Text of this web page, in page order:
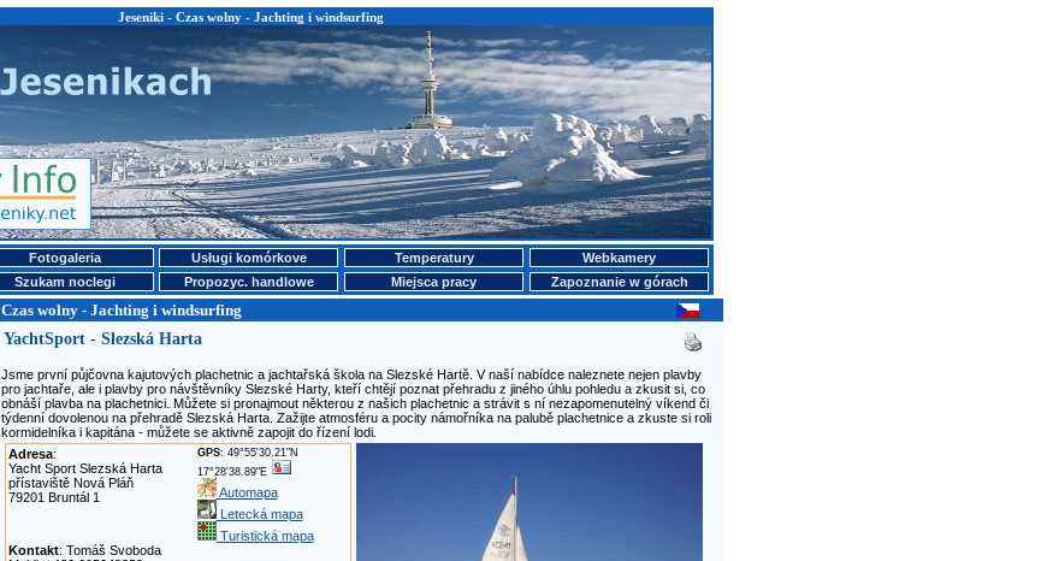
Jeseniki - Czas wolny - Jachting i windsurfing
Fotogaleria Usługi komórkove Temperatury
Webkamery
Szukam noclegi Propozyc. handlowe Miejsca pracy
Zapoznanie w górach
Czas wolny - Jachting i windsurfing
YachtSport - Slezská Harta
Jsme první půjčovna kajutových plachetnic a jachtařská škola na Slezské Hartě. V naší nabídce naleznete nejen plavby
pro jachtaře, ale i plavby pro návštěvníky Slezské Harty, kteří chtějí poznat přehradu z jiného úhlu pohledu a zkusit si, co
obnáší plavba na plachetnici. Můžete si pronajmout některou z našich plachetnic a strávit s ní nezapomenutelný víkend či
týdenní dovolenou na přehradě Slezská Harta. Zažijte atmosféru a pocity námořníka na palubě plachetnice a zkuste si roli
kormidelníka i kapitána - můžete se aktivně zapojit do řízení lodi.
Adresa:
Yacht Sport Slezská Harta
přístaviště Nová Pláň
79201 Bruntál 1
GPS: 49°55'30.21"N
17°28'38.89"E
Automapa
Letecká mapa
Turistická mapa
Kontakt: Tomáš Svoboda